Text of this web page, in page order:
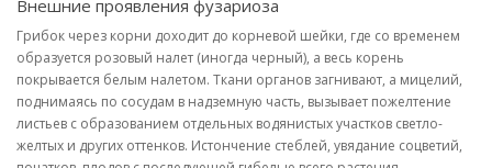
Внешние проявления фузариоза
Грибок через корни доходит до корневой шейки, где со временем
образуется розовый налет (иногда черный), а весь корень
покрывается белым налетом. Ткани органов загнивают, а мицелий,
поднимаясь по сосудам в надземную часть, вызывает пожелтение
листьев с образованием отдельных водянистых участков светло-
желтых и других оттенков. Истончение стеблей, увядание соцветий,